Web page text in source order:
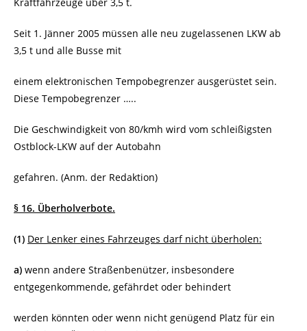
Seit 1. Jänner 2005 müssen alle neu zugelassenen LKW ab
3,5 t und alle Busse mit
einem elektronischen Tempobegrenzer ausgerüstet sein.
Diese Tempobegrenzer …..
Die Geschwindigkeit von 80/kmh wird vom schleißigsten
Ostblock-LKW auf der Autobahn
gefahren. (Anm. der Redaktion)
§ 16. Überholverbote.
(1) Der Lenker eines Fahrzeuges darf nicht überholen:
a) wenn andere Straßenbenützer, insbesondere
entgegenkommende, gefährdet oder behindert
werden könnten oder wenn nicht genügend Platz für ein